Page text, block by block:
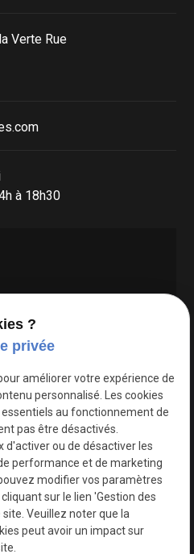
Verte Rue
à 18h30
est désactivé.
?
privée
améliorer votre expérience de
personnalisé. Les cookies
au fonctionnement de
pas être désactivés.
d'activer ou de désactiver les
performance et de marketing
modifier vos paramètres
sur le lien 'Gestion des
Veuillez noter que la
peut avoir un impact sur